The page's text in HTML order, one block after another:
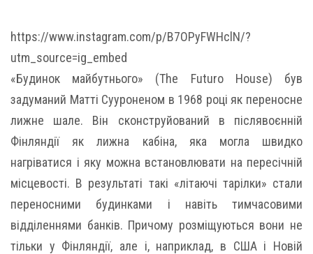
https://www.instagram.com/p/B7OPyFWHclN/?
utm_source=ig_embed
«Будинок майбутнього» (The Futurо House) був
задуманий Матті Сууроненом в 1968 році як переносне
лижне шале. Він сконструйований в післявоєнній
Фінляндії як лижна кабіна, яка могла швидко
нагріватися і яку можна встановлювати на пересічній
місцевості. В результаті такі «літаючі тарілки» стали
переносними будинками і навіть тимчасовими
відділеннями банків. Причому розміщуються вони не
тільки у Фінляндії, але і, наприклад, в США і Новій